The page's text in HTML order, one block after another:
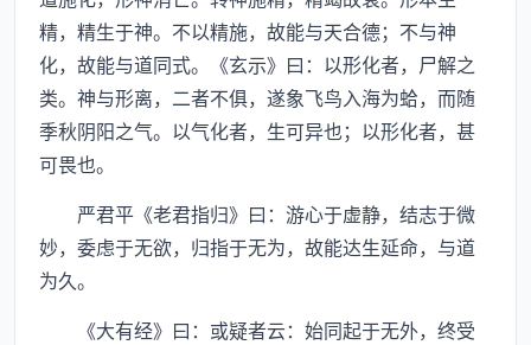
精，精生于神。不以精施，故能与天合德；不与神
化，故能与道同式。《玄示》曰：以形化者，尸解之
类。神与形离，二者不俱，遂象飞鸟入海为蛤，而随
季秋阴阳之气。以气化者，生可异也；以形化者，甚
可畏也。
严君平《老君指归》曰：游心于虚静，结志于微
妙，委虑于无欲，归指于无为，故能达生延命，与道
为久。
《大有经》曰：或疑者云：始同起于无外，终受